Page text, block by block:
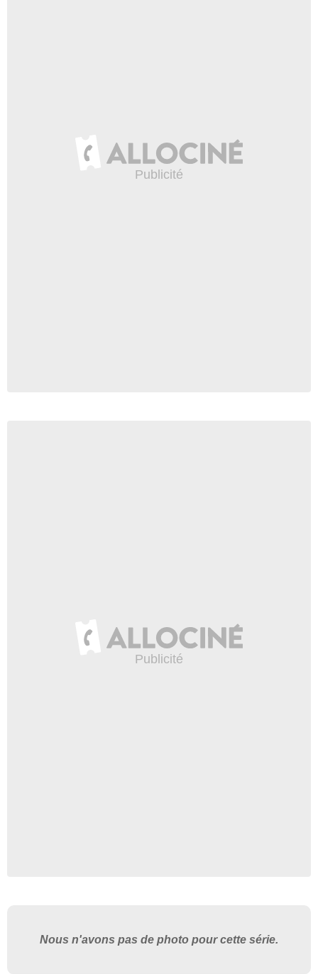
Nous n'avons pas de photo pour cette série.